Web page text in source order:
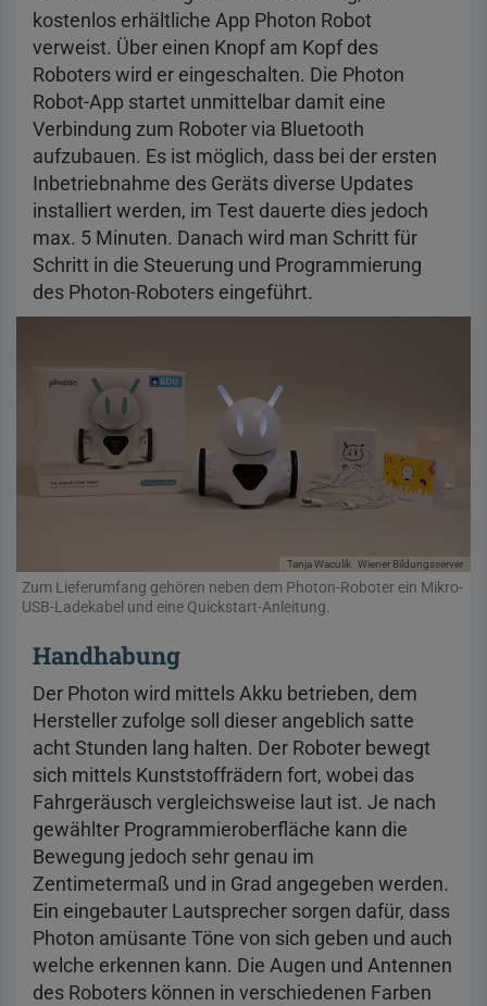
kostenlos erhältliche App Photon Robot
verweist. Über einen Knopf am Kopf des
Roboters wird er eingeschalten. Die Photon
Robot-App startet unmittelbar damit eine
Verbindung zum Roboter via Bluetooth
aufzubauen. Es ist möglich, dass bei der ersten
Inbetriebnahme des Geräts diverse Updates
installiert werden, im Test dauerte dies jedoch
max. 5 Minuten. Danach wird man Schritt für
Schritt in die Steuerung und Programmierung
des Photon-Roboters eingeführt.
Tanja Waculik Wiener Bildungsserver
Zum Lieferumfang gehören neben dem Photon-Roboter ein Mikro-
USB-Ladekabel und eine Quickstart-Anleitung.
Handhabung
Der Photon wird mittels Akku betrieben, dem
Hersteller zufolge soll dieser angeblich satte
acht Stunden lang halten. Der Roboter bewegt
sich mittels Kunststoffrädern fort, wobei das
Fahrgeräusch vergleichsweise laut ist. Je nach
gewählter Programmieroberfläche kann die
Bewegung jedoch sehr genau im
Zentimetermaß und in Grad angegeben werden.
Ein eingebauter Lautsprecher sorgen dafür, dass
Photon amüsante Töne von sich geben und auch
welche erkennen kann. Die Augen und Antennen
des Roboters können in verschiedenen Farben